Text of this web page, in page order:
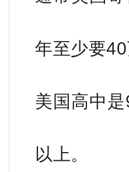
年至少要
美国高中
以上。